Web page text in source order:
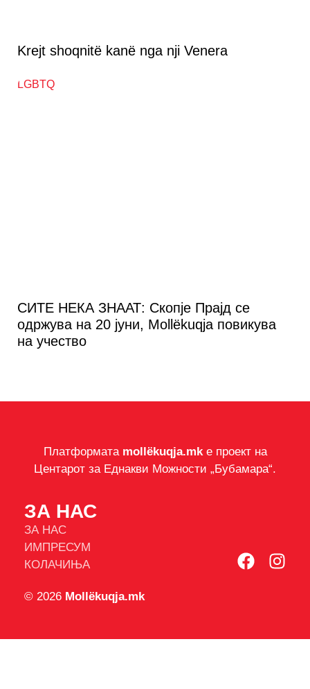
Krejt shoqnitë kanë nga nji Venera
СИТЕ НЕКА ЗНААТ: Скопје Прајд се
одржува на 20 јуни, Mollëkuqja повикува
на учество
Платформата mollëkuqja.mkе проект на
Центарот за Еднакви Можности „Бубамара“.
ЗА НАС
ЗА НАС
ИМПРЕСУМ
КОЛАЧИЊА
© 2026 Mollëkuqja.mk